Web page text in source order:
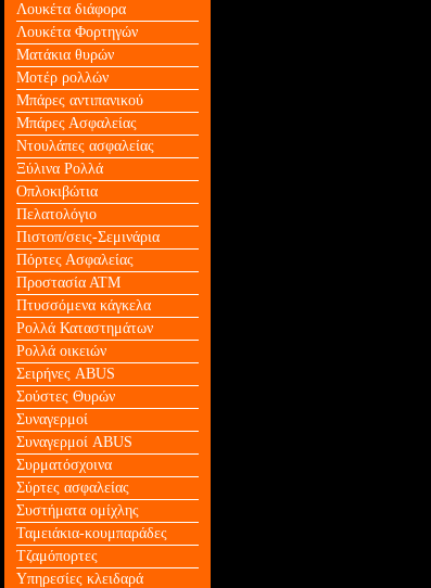
Λουκέτα διάφορα
Λουκέτα Φορτηγών
Ματάκια θυρών
Μοτέρ ρολλών
Μπάρες αντιπανικού
Μπάρες Ασφαλείας
Ντουλάπες ασφαλείας
Ξύλινα Ρολλά
Οπλοκιβώτια
Πελατολόγιο
Πιστοπ/σεις-Σεμινάρια
Πόρτες Ασφαλείας
Προστασία ΑΤΜ
Πτυσσόμενα κάγκελα
Ρολλά Καταστημάτων
Ρολλά οικειών
Σειρήνες ABUS
Σούστες Θυρών
Συναγερμοί
Συναγερμοί ABUS
Συρματόσχοινα
Σύρτες ασφαλείας
Συστήματα ομίχλης
Ταμειάκια-κουμπαράδες
Τζαμόπορτες
Υπηρεσίες κλειδαρά